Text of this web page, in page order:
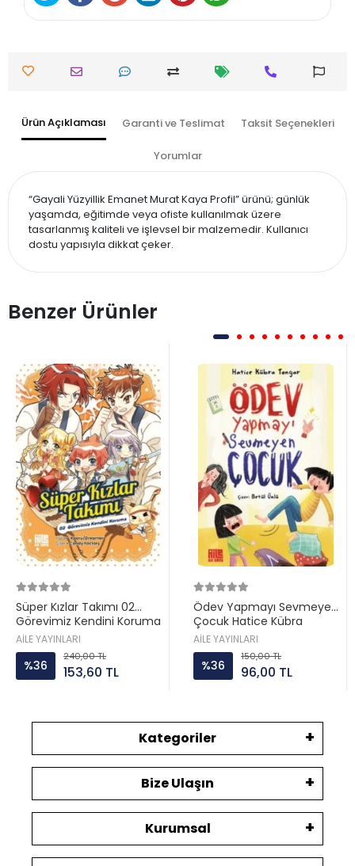
Ürün Açıklaması Garanti ve Teslimat Taksit Seçenekleri
Yorumlar
“Gayali Yüzyillik Emanet Murat Kaya Profil” ürünü; günlük
yaşamda, eğitimde veya ofiste kullanılmak üzere
tasarlanmış kaliteli ve işlevsel bir malzemedir. Kullanıcı
dostu yapısıyla dikkat çeker.
Benzer Ürünler
Süper Kızlar Takımı 02
Görevimiz Kendini Koruma
Aile ayın
AİLE YAYINLARI
%36
240,00 TL
153,60 TL
Ödev Yapmayı Sevmeyen
Çocuk Hatice Kübra
Tongar Aile yayın
AİLE YAYINLARI
%36
150,00 TL
96,00 TL
Kategoriler
Bize Ulaşın
Kurumsal